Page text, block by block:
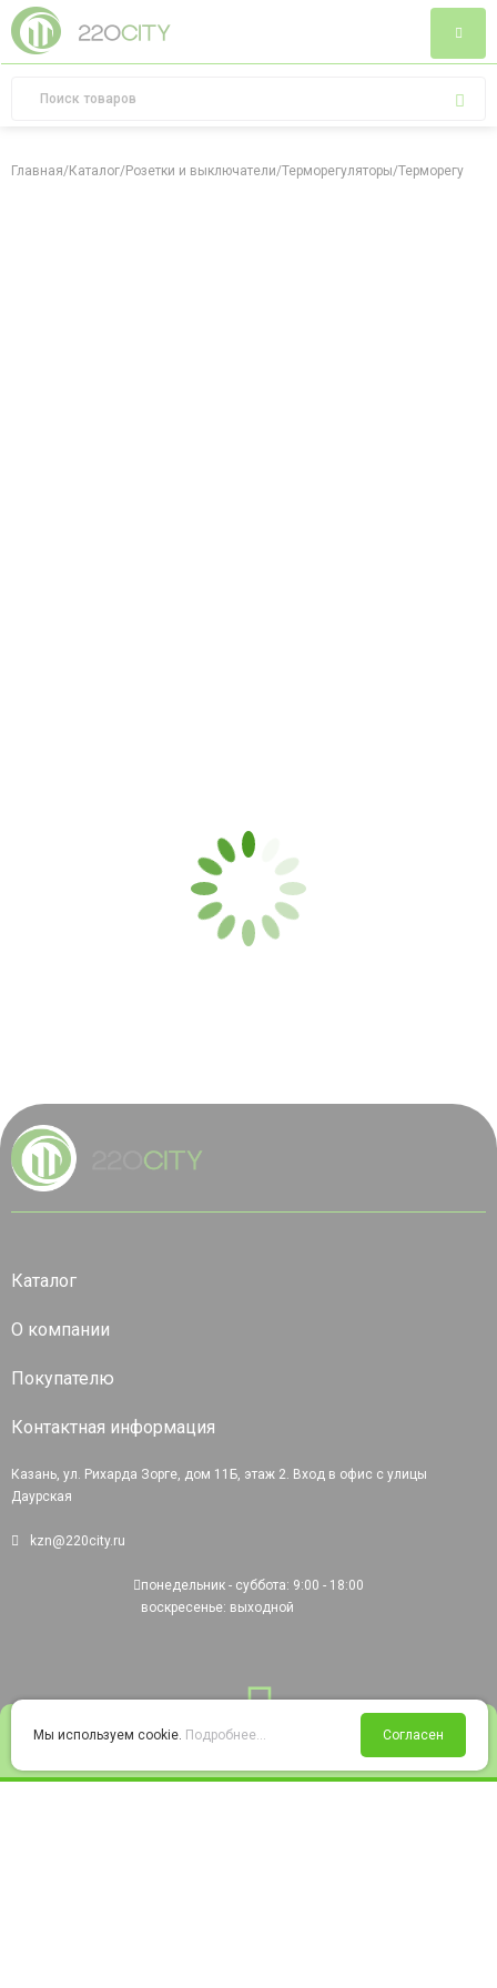
Войти Избранное Корзина
Главная/Каталог/Розетки и выключатели/Терморегуляторы/
Каталог
О компании
Покупателю
Контактная информация
Казань, ул. Рихарда Зорге, дом 11Б, этаж 2. Вход в офис с улицы
Даурская
kzn@220city.ru
понедельник - суббота: 9:00 - 18:00
воскресенье: выходной
Мы используем cookie. Подробнее... Согласен